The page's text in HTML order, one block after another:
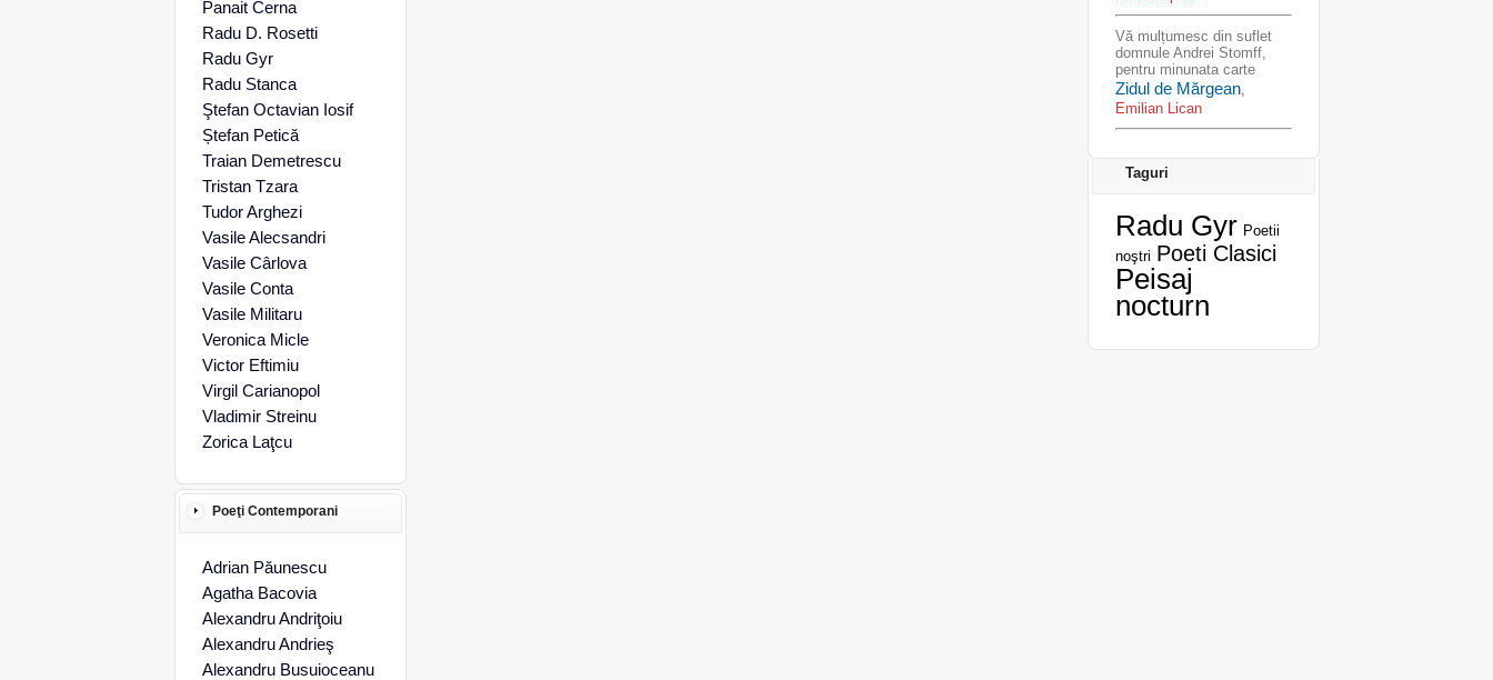
Panait Cerna
Radu D. Rosetti
Radu Gyr
Radu Stanca
Ştefan Octavian Iosif
Ștefan Petică
Traian Demetrescu
Tristan Tzara
Tudor Arghezi
Vasile Alecsandri
Vasile Cârlova
Vasile Conta
Vasile Militaru
Veronica Micle
Victor Eftimiu
Virgil Carianopol
Vladimir Streinu
Zorica Laţcu
Poeţi Contemporani
Adrian Păunescu
Agatha Bacovia
Alexandru Andriţoiu
Alexandru Andrieş
Alexandru Busuioceanu
Vă mulțumesc din suflet
domnule Andrei Stomff,
pentru minunata carte
Zidul de Mărgean,
Emilian Lican
Taguri
Radu Gyr Poetii
noştri Poeti Clasici
Peisaj
nocturn